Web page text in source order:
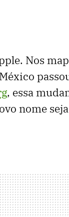
Nos
, essa
nome